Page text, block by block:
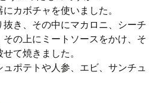
カボチャを使いました。
抜き、その中にマカロニ、シーチ
の上にミートソースをかけ、そ
て焼きました。
ポテトや人参、エビ、サンチュ